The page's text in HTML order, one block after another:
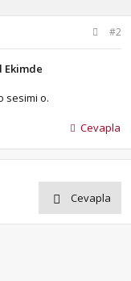
#2
Ekimde
sesimi o.
Cevapla
Cevapla